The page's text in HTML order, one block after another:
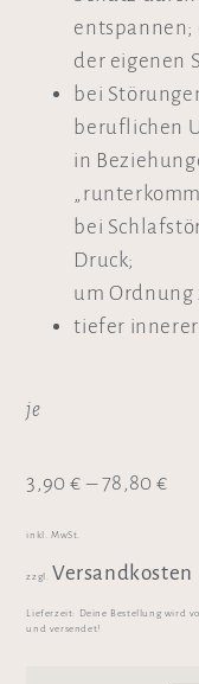
entspannen;
der eigenen
bei
beruflichen
in
bei
Druck;
um Ordnung
tiefer innerer
je
3,90€ –78,80€
inkl. MwSt.
zzgl. Versandkosten
Lieferzeit:
Deine Bestellung wird
und versendet!